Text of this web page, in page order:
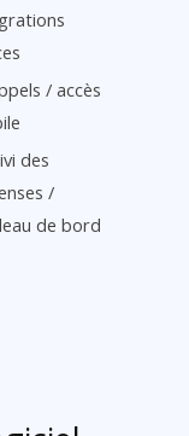
/ accès
des
/
de bord